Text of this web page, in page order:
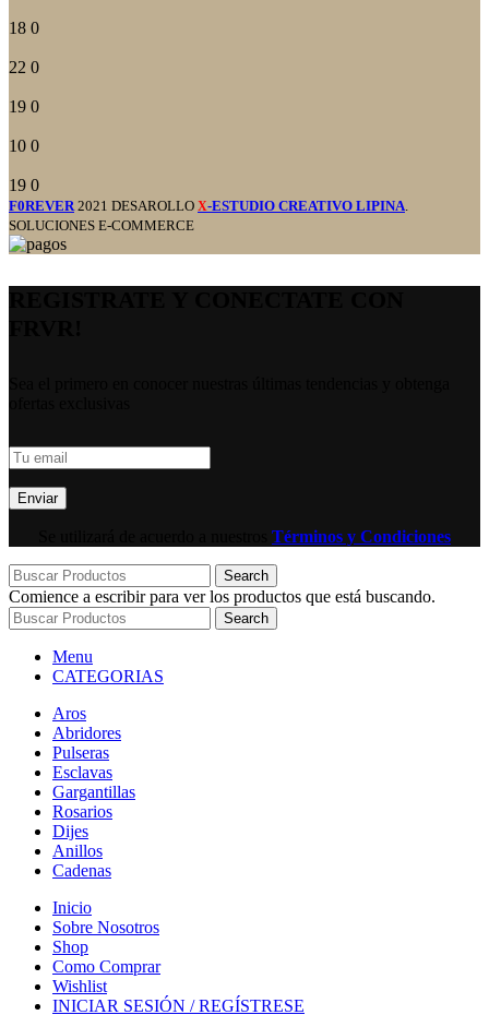
18 0
22 0
19 0
10 0
19 0
F0REVER 2021 DESAROLLO X-ESTUDIO CREATIVO LIPINA
SOLUCIONES E-COMMERCE
Términos y Condiciones
Search
Comience a escribir para ver los productos que está buscando.
Search
Menu
CATEGORIAS
Aros
Abridores
Pulseras
Esclavas
Gargantillas
Rosarios
Dijes
Anillos
Cadenas
Inicio
Sobre Nosotros
Shop
Como Comprar
Wishlist
INICIAR SESIÓN / REGÍSTRESE